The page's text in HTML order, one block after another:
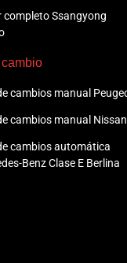
completo Ssangyong
cambios manual
cambios manual Nissan
cambios automática
Benz Clase E Berlina